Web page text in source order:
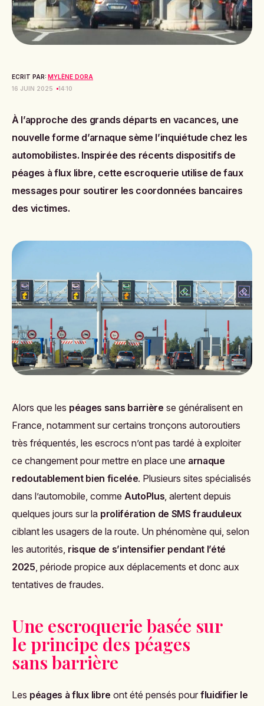
ECRIT PAR: MYLÈNE DORA
16 JUIN 2025
14:10
À l’approche des grands départs en vacances, une
nouvelle forme d’arnaque sème l’inquiétude chez les
automobilistes. Inspirée des récents dispositifs de
péages à flux libre, cette escroquerie utilise de faux
messages pour soutirer les coordonnées bancaires
des victimes.
Alors que les péages sans barrière se généralisent en
France, notamment sur certains tronçons autoroutiers
très fréquentés, les escrocs n’ont pas tardé à exploiter
ce changement pour mettre en place une arnaque
redoutablement bien ficelée. Plusieurs sites spécialisés
dans l’automobile, comme AutoPlus, alertent depuis
quelques jours sur la prolifération de SMS frauduleux
ciblant les usagers de la route. Un phénomène qui, selon
les autorités, risque de s’intensifier pendant l’été
2025, période propice aux déplacements et donc aux
tentatives de fraudes.
Une escroquerie basée sur
le principe des péages
sans barrière
Les péages à flux libre ont été pensés pour fluidifier le